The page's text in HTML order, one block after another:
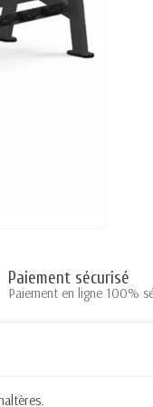
Paiement sécurisé
Paiement en ligne 100%